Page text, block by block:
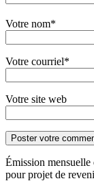
Votre nom*
Votre courriel*
Votre site web
Émission mensuelle
pour projet de